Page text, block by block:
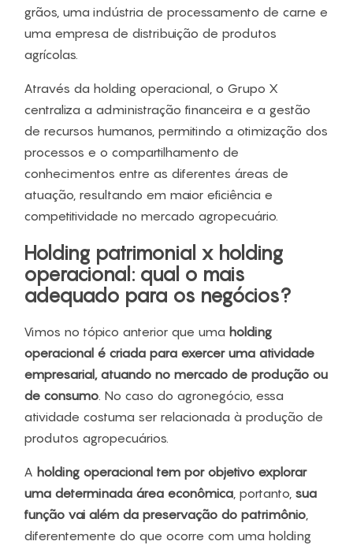
grãos, uma indústria de processamento de carne e
uma empresa de distribuição de produtos
agrícolas.
Através da holding operacional, o Grupo X
centraliza a administração financeira e a gestão
de recursos humanos, permitindo a otimização dos
processos e o compartilhamento de
conhecimentos entre as diferentes áreas de
atuação, resultando em maior eficiência e
competitividade no mercado agropecuário.
Holding patrimonial x holding
operacional: qual o mais
adequado para os negócios?
Vimos no tópico anterior que uma holding
operacional é criada para exercer uma atividade
empresarial, atuando no mercado de produção ou
de consumo. No caso do agronegócio, essa
atividade costuma ser relacionada à produção de
produtos agropecuários.
A holding operacional tem por objetivo explorar
uma determinada área econômica, portanto, sua
função vai além da preservação do patrimônio,
diferentemente do que ocorre com uma holding